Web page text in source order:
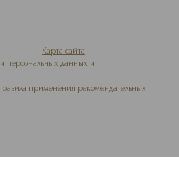
Карта сайта
персональных данных и
правила применения рекомендательных